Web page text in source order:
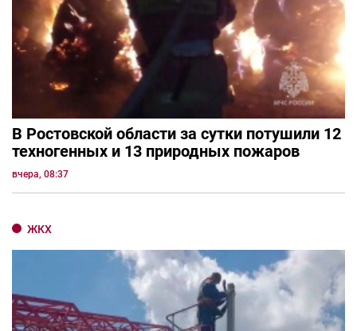
В Ростовской области за сутки потушили 12
техногенных и 13 природных пожаров
вчера, 08:37
ЖКХ